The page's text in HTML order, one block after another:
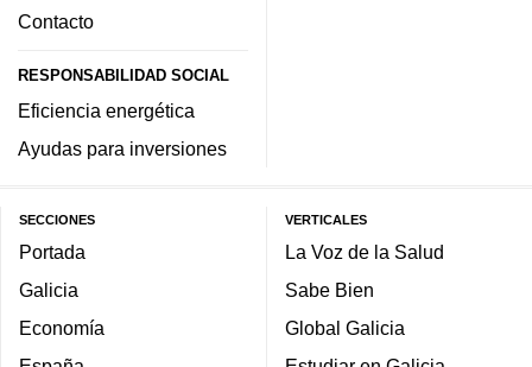
Contacto
RESPONSABILIDAD SOCIAL
Eficiencia energética
Ayudas para inversiones
SECCIONES
Portada
Galicia
Economía
VERTICALES
La Voz de la Salud
Sabe Bien
Global Galicia